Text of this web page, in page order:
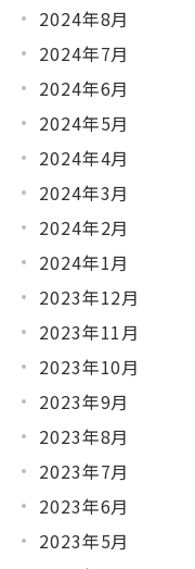
2024年8月
2024年7月
2024年6月
2024年5月
2024年4月
2024年3月
2024年2月
2024年1月
2023年12月
2023年11月
2023年10月
2023年9月
2023年8月
2023年7月
2023年6月
2023年5月